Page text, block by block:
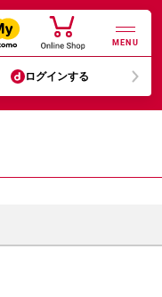
MENU
ログインする